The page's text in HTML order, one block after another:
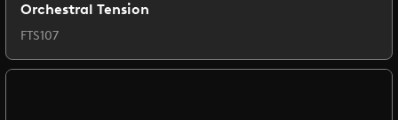
Orchestral Tension
FTS107